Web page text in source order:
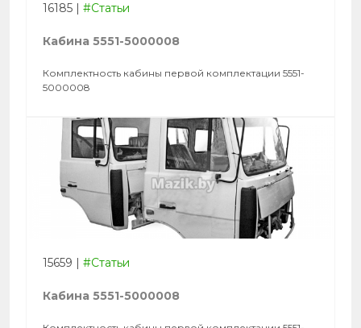
16185 | #Статьи
Кабина 5551-5000008
Комплектность кабины первой комплектации 5551-
5000008
15659 | #Статьи
Кабина 5551-5000008